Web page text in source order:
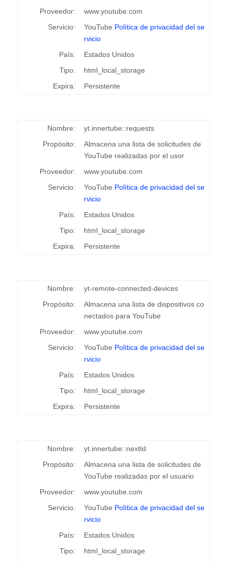
Proveedor:
www.youtube.com
Servicio:
YouTube Política de privacidad del se
rvicio
País:
Estados Unidos
Tipo:
html_local_storage
Expira:
Persistente
Nombre:
yt.innertube::requests
Propósito:
Almacena una lista de solicitudes de
YouTube realizadas por el usor
Proveedor:
www.youtube.com
Servicio:
YouTube Política de privacidad del se
rvicio
País:
Estados Unidos
Tipo:
html_local_storage
Expira:
Persistente
Nombre:
yt-remote-connected-devices
Propósito:
Almacena una lista de dispositivos co
nectados para YouTube
Proveedor:
www.youtube.com
Servicio:
YouTube Política de privacidad del se
rvicio
País:
Estados Unidos
Tipo:
html_local_storage
Expira:
Persistente
Nombre:
yt.innertube::nextId
Propósito:
Almacena una lista de solicitudes de
YouTube realizadas por el usuario
Proveedor:
www.youtube.com
Servicio:
YouTube Política de privacidad del se
rvicio
País:
Estados Unidos
Tipo:
html_local_storage